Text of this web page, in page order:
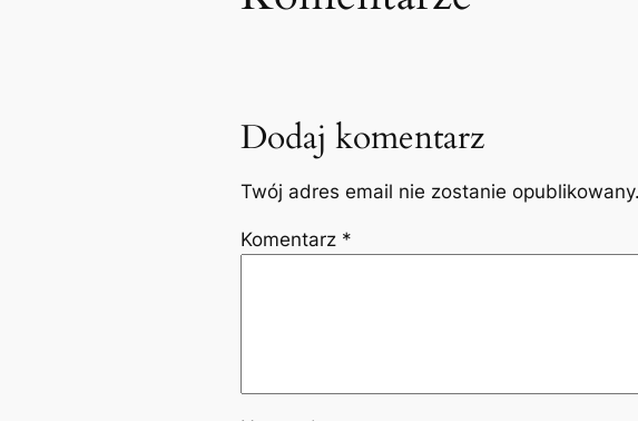
Dodaj komentarz
Twój adres email nie zostanie opublikowany.
Komentarz *